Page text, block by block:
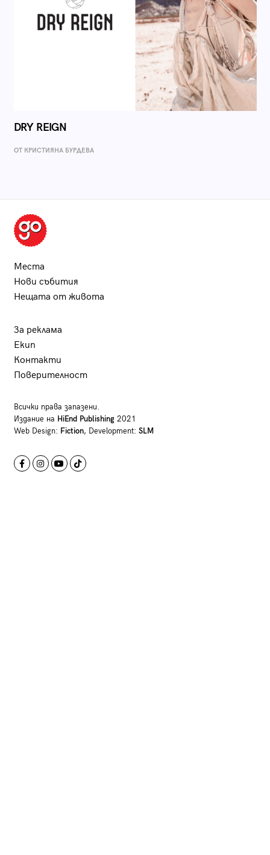
DRY REIGN
ОТ КРИСТИЯНА БУРДЕВА
Места
Нови събития
Нещата от живота
За реклама
Екип
Контакти
Поверителност
Всички права запазени.
Издание на HiEnd Publishing2021
Web Design: Fiction, Development: SLM